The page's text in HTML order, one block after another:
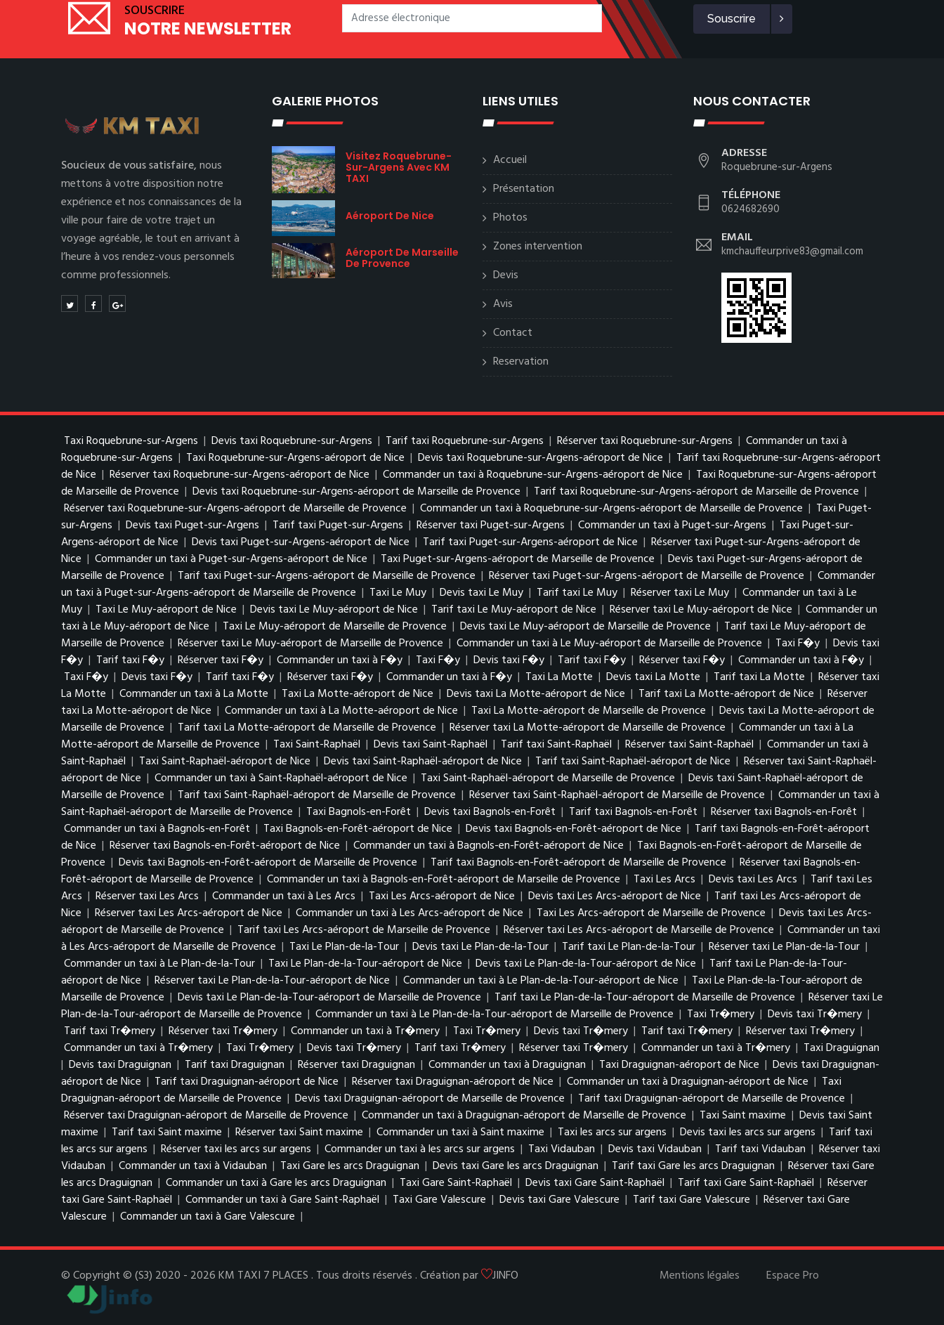
SOUSCRIRE
NOTRE NEWSLETTER Souscrire
Soucieux de vous satisfaire,nous
mettons à votre disposition notre
expérience et nos connaissances de la
ville pour faire de votre trajet un
voyage agréable, le tout en arrivant à
l’heure à vos rendez-vous personnels
comme professionnels.
GALERIE PHOTOS
Visitez Roquebrune-
Sur-Argens Avec KM
TAXI
Aéroport De Nice
Aéroport De Marseille
De Provence
LIENS UTILES
Accueil
Présentation
Photos
Zones intervention
Devis
Avis
Contact
Reservation
NOUS CONTACTER
ADRESSE
Roquebrune-sur-Argens
TÉLÉPHONE
0624682690
EMAIL
kmchauffeurprive83@gmail.com
Taxi Roquebrune-sur-Argens | Devis taxi Roquebrune-sur-Argens | Tarif taxi Roquebrune-sur-Argens | Réserver taxi Roquebrune-sur-Argens | Commander un taxi à
Roquebrune-sur-Argens | Taxi Roquebrune-sur-Argens-aéroport de Nice | Devis taxi Roquebrune-sur-Argens-aéroport de Nice | Tarif taxi Roquebrune-sur-Argens-aéroport
de Nice | Réserver taxi Roquebrune-sur-Argens-aéroport de Nice | Commander un taxi à Roquebrune-sur-Argens-aéroport de Nice | Taxi Roquebrune-sur-Argens-aéroport
de Marseille de Provence | Devis taxi Roquebrune-sur-Argens-aéroport de Marseille de Provence | Tarif taxi Roquebrune-sur-Argens-aéroport de Marseille de Provence |
Réserver taxi Roquebrune-sur-Argens-aéroport de Marseille de Provence | Commander un taxi à Roquebrune-sur-Argens-aéroport de Marseille de Provence | Taxi Puget-
sur-Argens | Devis taxi Puget-sur-Argens | Tarif taxi Puget-sur-Argens | Réserver taxi Puget-sur-Argens | Commander un taxi à Puget-sur-Argens | Taxi Puget-sur-
Argens-aéroport de Nice | Devis taxi Puget-sur-Argens-aéroport de Nice | Tarif taxi Puget-sur-Argens-aéroport de Nice | Réserver taxi Puget-sur-Argens-aéroport de
Nice | Commander un taxi à Puget-sur-Argens-aéroport de Nice | Taxi Puget-sur-Argens-aéroport de Marseille de Provence | Devis taxi Puget-sur-Argens-aéroport de
Marseille de Provence | Tarif taxi Puget-sur-Argens-aéroport de Marseille de Provence | Réserver taxi Puget-sur-Argens-aéroport de Marseille de Provence | Commander
un taxi à Puget-sur-Argens-aéroport de Marseille de Provence | Taxi Le Muy | Devis taxi Le Muy | Tarif taxi Le Muy | Réserver taxi Le Muy | Commander un taxi à Le
Muy | Taxi Le Muy-aéroport de Nice | Devis taxi Le Muy-aéroport de Nice | Tarif taxi Le Muy-aéroport de Nice | Réserver taxi Le Muy-aéroport de Nice | Commander un
taxi à Le Muy-aéroport de Nice | Taxi Le Muy-aéroport de Marseille de Provence | Devis taxi Le Muy-aéroport de Marseille de Provence | Tarif taxi Le Muy-aéroport de
Marseille de Provence | Réserver taxi Le Muy-aéroport de Marseille de Provence | Commander un taxi à Le Muy-aéroport de Marseille de Provence | Taxi F�y | Devis taxi
F�y | Tarif taxi F�y | Réserver taxi F�y | Commander un taxi à F�y | Taxi F�y | Devis taxi F�y | Tarif taxi F�y | Réserver taxi F�y | Commander un taxi à F�y |
Taxi F�y | Devis taxi F�y | Tarif taxi F�y | Réserver taxi F�y | Commander un taxi à F�y | Taxi La Motte | Devis taxi La Motte | Tarif taxi La Motte | Réserver taxi
La Motte | Commander un taxi à La Motte | Taxi La Motte-aéroport de Nice | Devis taxi La Motte-aéroport de Nice | Tarif taxi La Motte-aéroport de Nice | Réserver
taxi La Motte-aéroport de Nice | Commander un taxi à La Motte-aéroport de Nice | Taxi La Motte-aéroport de Marseille de Provence | Devis taxi La Motte-aéroport de
Marseille de Provence | Tarif taxi La Motte-aéroport de Marseille de Provence | Réserver taxi La Motte-aéroport de Marseille de Provence | Commander un taxi à La
Motte-aéroport de Marseille de Provence | Taxi Saint-Raphaël | Devis taxi Saint-Raphaël | Tarif taxi Saint-Raphaël | Réserver taxi Saint-Raphaël | Commander un taxi à
Saint-Raphaël | Taxi Saint-Raphaël-aéroport de Nice | Devis taxi Saint-Raphaël-aéroport de Nice | Tarif taxi Saint-Raphaël-aéroport de Nice | Réserver taxi Saint-Raphaël-
aéroport de Nice | Commander un taxi à Saint-Raphaël-aéroport de Nice | Taxi Saint-Raphaël-aéroport de Marseille de Provence | Devis taxi Saint-Raphaël-aéroport de
Marseille de Provence | Tarif taxi Saint-Raphaël-aéroport de Marseille de Provence | Réserver taxi Saint-Raphaël-aéroport de Marseille de Provence | Commander un taxi à
Saint-Raphaël-aéroport de Marseille de Provence | Taxi Bagnols-en-Forêt | Devis taxi Bagnols-en-Forêt | Tarif taxi Bagnols-en-Forêt | Réserver taxi Bagnols-en-Forêt |
Commander un taxi à Bagnols-en-Forêt | Taxi Bagnols-en-Forêt-aéroport de Nice | Devis taxi Bagnols-en-Forêt-aéroport de Nice | Tarif taxi Bagnols-en-Forêt-aéroport
de Nice | Réserver taxi Bagnols-en-Forêt-aéroport de Nice | Commander un taxi à Bagnols-en-Forêt-aéroport de Nice | Taxi Bagnols-en-Forêt-aéroport de Marseille de
Provence | Devis taxi Bagnols-en-Forêt-aéroport de Marseille de Provence | Tarif taxi Bagnols-en-Forêt-aéroport de Marseille de Provence | Réserver taxi Bagnols-en-
Forêt-aéroport de Marseille de Provence | Commander un taxi à Bagnols-en-Forêt-aéroport de Marseille de Provence | Taxi Les Arcs | Devis taxi Les Arcs | Tarif taxi Les
Arcs | Réserver taxi Les Arcs | Commander un taxi à Les Arcs | Taxi Les Arcs-aéroport de Nice | Devis taxi Les Arcs-aéroport de Nice | Tarif taxi Les Arcs-aéroport de
Nice | Réserver taxi Les Arcs-aéroport de Nice | Commander un taxi à Les Arcs-aéroport de Nice | Taxi Les Arcs-aéroport de Marseille de Provence | Devis taxi Les Arcs-
aéroport de Marseille de Provence | Tarif taxi Les Arcs-aéroport de Marseille de Provence | Réserver taxi Les Arcs-aéroport de Marseille de Provence | Commander un taxi
à Les Arcs-aéroport de Marseille de Provence | Taxi Le Plan-de-la-Tour | Devis taxi Le Plan-de-la-Tour | Tarif taxi Le Plan-de-la-Tour | Réserver taxi Le Plan-de-la-Tour |
Commander un taxi à Le Plan-de-la-Tour | Taxi Le Plan-de-la-Tour-aéroport de Nice | Devis taxi Le Plan-de-la-Tour-aéroport de Nice | Tarif taxi Le Plan-de-la-Tour-
aéroport de Nice | Réserver taxi Le Plan-de-la-Tour-aéroport de Nice | Commander un taxi à Le Plan-de-la-Tour-aéroport de Nice | Taxi Le Plan-de-la-Tour-aéroport de
Marseille de Provence | Devis taxi Le Plan-de-la-Tour-aéroport de Marseille de Provence | Tarif taxi Le Plan-de-la-Tour-aéroport de Marseille de Provence | Réserver taxi Le
Plan-de-la-Tour-aéroport de Marseille de Provence | Commander un taxi à Le Plan-de-la-Tour-aéroport de Marseille de Provence | Taxi Tr�mery | Devis taxi Tr�mery |
Tarif taxi Tr�mery | Réserver taxi Tr�mery | Commander un taxi à Tr�mery | Taxi Tr�mery | Devis taxi Tr�mery | Tarif taxi Tr�mery | Réserver taxi Tr�mery |
Commander un taxi à Tr�mery | Taxi Tr�mery | Devis taxi Tr�mery | Tarif taxi Tr�mery | Réserver taxi Tr�mery | Commander un taxi à Tr�mery | Taxi Draguignan
| Devis taxi Draguignan | Tarif taxi Draguignan | Réserver taxi Draguignan | Commander un taxi à Draguignan | Taxi Draguignan-aéroport de Nice | Devis taxi Draguignan-
aéroport de Nice | Tarif taxi Draguignan-aéroport de Nice | Réserver taxi Draguignan-aéroport de Nice | Commander un taxi à Draguignan-aéroport de Nice | Taxi
Draguignan-aéroport de Marseille de Provence | Devis taxi Draguignan-aéroport de Marseille de Provence | Tarif taxi Draguignan-aéroport de Marseille de Provence |
Réserver taxi Draguignan-aéroport de Marseille de Provence | Commander un taxi à Draguignan-aéroport de Marseille de Provence | Taxi Saint maxime | Devis taxi Saint
maxime | Tarif taxi Saint maxime | Réserver taxi Saint maxime | Commander un taxi à Saint maxime | Taxi les arcs sur argens | Devis taxi les arcs sur argens | Tarif taxi
les arcs sur argens | Réserver taxi les arcs sur argens | Commander un taxi à les arcs sur argens | Taxi Vidauban | Devis taxi Vidauban | Tarif taxi Vidauban | Réserver taxi
Vidauban | Commander un taxi à Vidauban | Taxi Gare les arcs Draguignan | Devis taxi Gare les arcs Draguignan | Tarif taxi Gare les arcs Draguignan | Réserver taxi Gare
les arcs Draguignan | Commander un taxi à Gare les arcs Draguignan | Taxi Gare Saint-Raphaël | Devis taxi Gare Saint-Raphaël | Tarif taxi Gare Saint-Raphaël | Réserver
taxi Gare Saint-Raphaël | Commander un taxi à Gare Saint-Raphaël | Taxi Gare Valescure | Devis taxi Gare Valescure | Tarif taxi Gare Valescure | Réserver taxi Gare
Valescure | Commander un taxi à Gare Valescure |
© Copyright © (S3) 2020 - 2026 KM TAXI 7 PLACES . Tous droits réservés . Création par JINFO Mentions légales Espace Pro